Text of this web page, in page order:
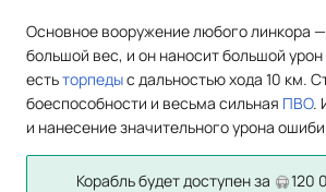
Основное вооружение любого линкора —
большой вес, и он наносит большой
естьторпедыс дальностью хода 10 км.
боеспособности и весьма сильная ПВО.
и нанесение значительного урона
Корабль будет доступен за 120